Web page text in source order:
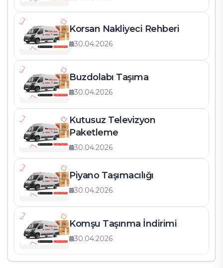
Korsan Nakliyeci Rehberi
30.04.2026
Buzdolabı Taşıma
30.04.2026
Kutusuz Televizyon
Paketleme
30.04.2026
Piyano Taşımacılığı
30.04.2026
Komşu Taşınma İndirimi
30.04.2026